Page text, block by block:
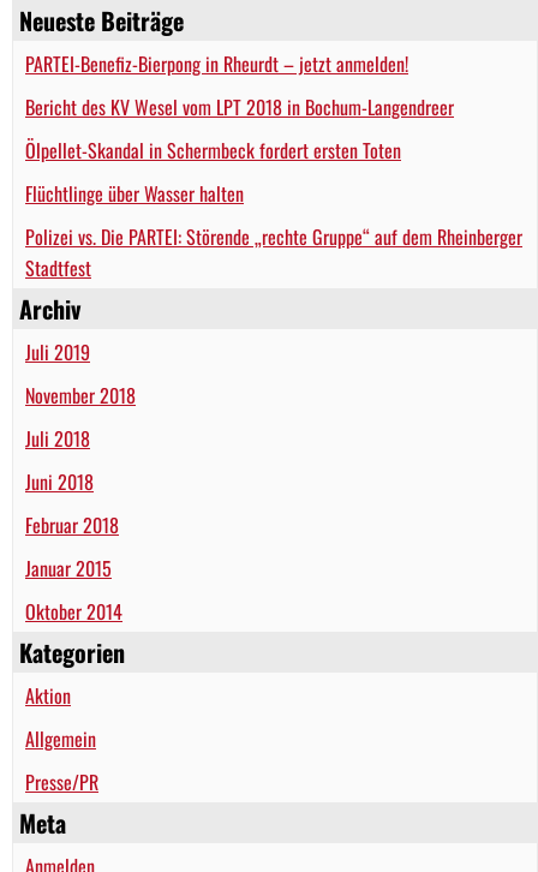
Neueste Beiträge
PARTEI-Benefiz-Bierpong in Rheurdt – jetzt anmelden!
Bericht des KV Wesel vom LPT 2018 in Bochum-Langendreer
Ölpellet-Skandal in Schermbeck fordert ersten Toten
Flüchtlinge über Wasser halten
Polizei vs. Die PARTEI: Störende „rechte Gruppe“ auf dem Rheinberger
Stadtfest
Archiv
Juli 2019
November 2018
Juli 2018
Juni 2018
Februar 2018
Januar 2015
Oktober 2014
Kategorien
Aktion
Allgemein
Presse/PR
Meta
Anmelden